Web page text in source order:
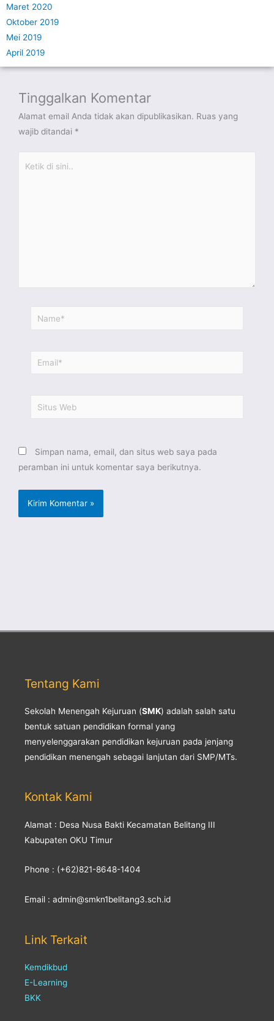
Maret 2020
Oktober 2019
Mei 2019
April 2019
Tinggalkan Komentar
Alamat email Anda tidak akan dipublikasikan. Ruas yang
wajib ditandai *
Name*
Email*
Situs
Simpan nama, email, dan situs web saya pada
peramban ini untuk komentar saya berikutnya.
Tentang Kami
Sekolah Menengah Kejuruan (SMK) adalah salah satu
bentuk satuan pendidikan formal yang
menyelenggarakan pendidikan kejuruan pada jenjang
pendidikan menengah sebagai lanjutan dari SMP/MTs.
Kontak Kami
Alamat : Desa Nusa Bakti Kecamatan Belitang III
Kabupaten OKU Timur
Phone : (+62)821-8648-1404
Email : admin@smkn1belitang3.sch.id
Link Terkait
Kemdikbud
E-Learning
BKK